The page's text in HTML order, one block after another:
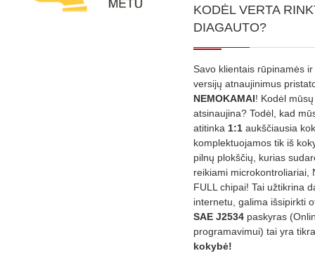
KODĖL VERTA
DIAGAUTO?
Savo klientais rūpinamės
versijų atnaujinimus
NEMOKAMAI! Kodėl
atsinaujina? Todėl, kad
atitinka 1:1 aukščiausia
komplektuojamos tik iš
pilnų plokščių, kurias
reikiami microkontroliariai,
FULL chipai! Tai užtikrina
internetu, galima išsipirkti
SAE J2534 paskyras
programavimui) tai yra
kokybė!